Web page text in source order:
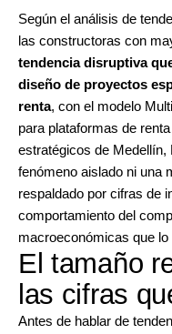
Según el análisis de
las constructoras con
tendencia disruptiva
diseño de proyectos
renta, con el modelo
para plataformas de
estratégicos de Medellín,
fenómeno aislado ni una
respaldado por cifras de
comportamiento del
macroeconómicas que
El tamaño
las cifras
Antes de hablar de